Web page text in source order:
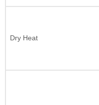
Dry Heat